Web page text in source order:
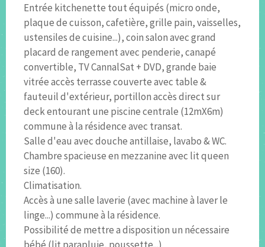
Entrée kitchenette tout équipés (micro onde,
plaque de cuisson, cafetière, grille pain, vaisselles,
ustensiles de cuisine...), coin salon avec grand
placard de rangement avec penderie, canapé
convertible, TV CannalSat + DVD, grande baie
vitrée accès terrasse couverte avec table &
fauteuil d'extérieur, portillon accès direct sur
deck entourant une piscine centrale (12mX6m)
commune à la résidence avec transat.
Salle d'eau avec douche antillaise, lavabo & WC.
Chambre spacieuse en mezzanine avec lit queen
size (160).
Climatisation.
Accès à une salle laverie (avec machine à laver le
linge...) commune à la résidence.
Possibilité de mettre a disposition un nécessaire